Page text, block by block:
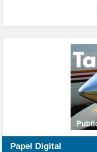
Papel Digital